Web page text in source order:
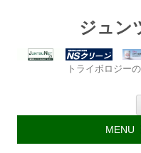
ジュン
トライボロジー